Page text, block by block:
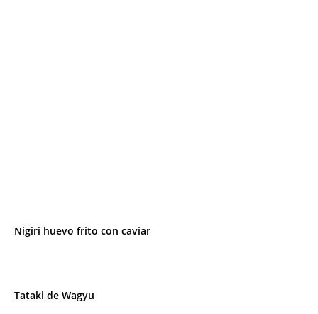
Nigiri huevo frito con caviar
Tataki de Wagyu